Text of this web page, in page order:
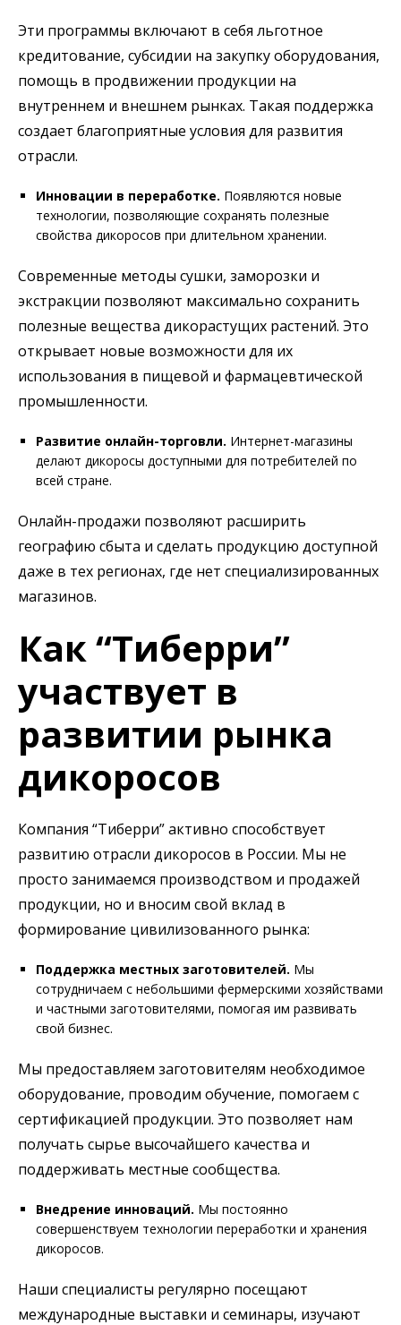
Эти программы включают в себя льготное
кредитование, субсидии на закупку оборудования,
помощь в продвижении продукции на
внутреннем и внешнем рынках. Такая поддержка
создает благоприятные условия для развития
отрасли.
Инновации в переработке. Появляются новые
технологии, позволяющие сохранять полезные
свойства дикоросов при длительном хранении.
Современные методы сушки, заморозки и
экстракции позволяют максимально сохранить
полезные вещества дикорастущих растений. Это
открывает новые возможности для их
использования в пищевой и фармацевтической
промышленности.
Развитие онлайн-торговли. Интернет-магазины
делают дикоросы доступными для потребителей по
всей стране.
Онлайн-продажи позволяют расширить
географию сбыта и сделать продукцию доступной
даже в тех регионах, где нет специализированных
магазинов.
Как “Тиберри”
участвует в
развитии рынка
дикоросов
Компания “Тиберри” активно способствует
развитию отрасли дикоросов в России. Мы не
просто занимаемся производством и продажей
продукции, но и вносим свой вклад в
формирование цивилизованного рынка:
Поддержка местных заготовителей. Мы
сотрудничаем с небольшими фермерскими хозяйствами
и частными заготовителями, помогая им развивать
свой бизнес.
Мы предоставляем заготовителям необходимое
оборудование, проводим обучение, помогаем с
сертификацией продукции. Это позволяет нам
получать сырье высочайшего качества и
поддерживать местные сообщества.
Внедрение инноваций. Мы постоянно
совершенствуем технологии переработки и хранения
дикоросов.
Наши специалисты регулярно посещают
международные выставки и семинары, изучают